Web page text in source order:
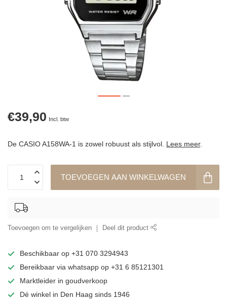
€39,90 Incl. btw
De CASIO A158WA-1 is zowel robuust als stijlvol. Lees meer.
TOEVOEGEN AAN WINKELWAGEN
Toevoegen om te vergelijken Deel dit product
Beschikbaar op +31 070 3294943
Bereikbaar via whatsapp op +31 6 85121301
Marktleider in goudverkoop
Dé winkel in Den Haag sinds 1946